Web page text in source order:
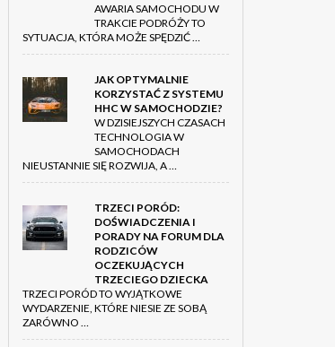
AWARIA SAMOCHODU W
TRAKCIE PODRÓŻY TO
SYTUACJA, KTÓRA MOŻE SPĘDZIĆ …
JAK OPTYMALNIE
KORZYSTAĆ Z SYSTEMU
HHC W SAMOCHODZIE?
W DZISIEJSZYCH CZASACH
TECHNOLOGIA W
SAMOCHODACH
NIEUSTANNIE SIĘ ROZWIJA, A …
TRZECI PORÓD:
DOŚWIADCZENIA I
PORADY NA FORUM DLA
RODZICÓW
OCZEKUJĄCYCH
TRZECIEGO DZIECKA
TRZECI PORÓD TO WYJĄTKOWE
WYDARZENIE, KTÓRE NIESIE ZE SOBĄ
ZARÓWNO …